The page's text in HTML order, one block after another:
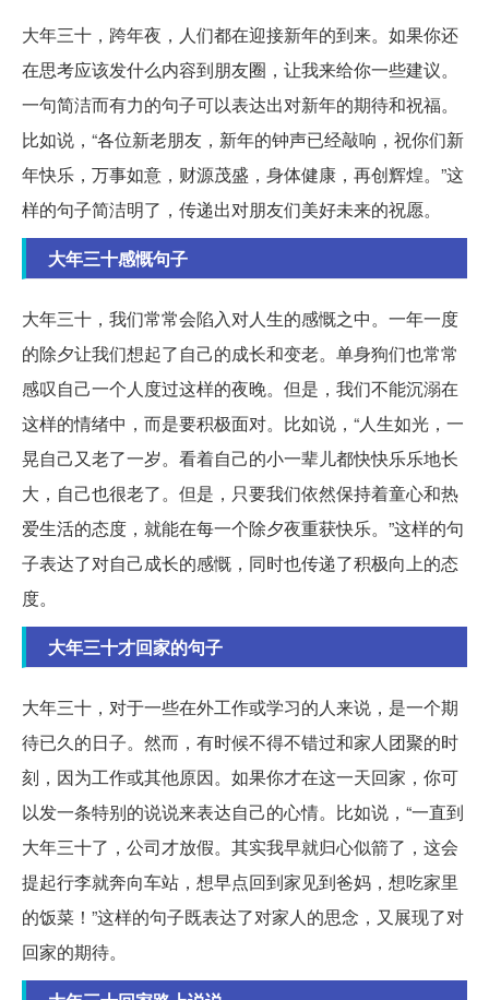
大年三十，跨年夜，人们都在迎接新年的到来。如果你还
在思考应该发什么内容到朋友圈，让我来给你一些建议。
一句简洁而有力的句子可以表达出对新年的期待和祝福。
比如说，“各位新老朋友，新年的钟声已经敲响，祝你们新
年快乐，万事如意，财源茂盛，身体健康，再创辉煌。”这
样的句子简洁明了，传递出对朋友们美好未来的祝愿。
大年三十感慨句子
大年三十，我们常常会陷入对人生的感慨之中。一年一度
的除夕让我们想起了自己的成长和变老。单身狗们也常常
感叹自己一个人度过这样的夜晚。但是，我们不能沉溺在
这样的情绪中，而是要积极面对。比如说，“人生如光，一
晃自己又老了一岁。看着自己的小一辈儿都快快乐乐地长
大，自己也很老了。但是，只要我们依然保持着童心和热
爱生活的态度，就能在每一个除夕夜重获快乐。”这样的句
子表达了对自己成长的感慨，同时也传递了积极向上的态
度。
大年三十才回家的句子
大年三十，对于一些在外工作或学习的人来说，是一个期
待已久的日子。然而，有时候不得不错过和家人团聚的时
刻，因为工作或其他原因。如果你才在这一天回家，你可
以发一条特别的说说来表达自己的心情。比如说，“一直到
大年三十了，公司才放假。其实我早就归心似箭了，这会
提起行李就奔向车站，想早点回到家见到爸妈，想吃家里
的饭菜！”这样的句子既表达了对家人的思念，又展现了对
回家的期待。